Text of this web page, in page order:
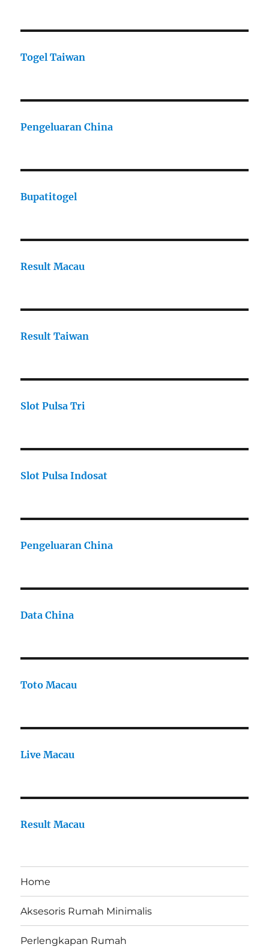
Togel Taiwan
Pengeluaran China
Bupatitogel
Result Macau
Result Taiwan
Slot Pulsa Tri
Slot Pulsa Indosat
Pengeluaran China
Data China
Toto Macau
Live Macau
Result Macau
Home
Aksesoris Rumah Minimalis
Perlengkapan Rumah